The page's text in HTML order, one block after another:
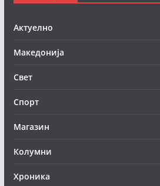
Актуелно
Македонија
Свет
Спорт
Магазин
Колумни
Хроника